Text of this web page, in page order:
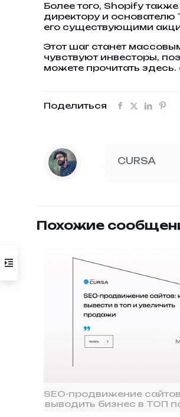
Более того, Shopify
директору и основателю
его существующими
Этот шаг станет
чувствуют инвесторы,
можете прочитать
Поделиться
CURSA
Похожие
SEO-продвижение
выводить бизнес в ТОП